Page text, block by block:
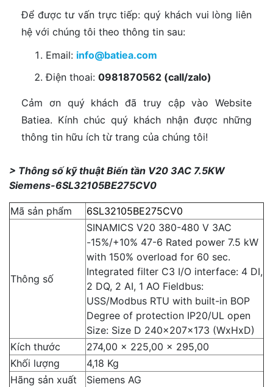
Để được tư vấn trực tiếp: quý khách vui lòng liên
hệ với chúng tôi theo thông tin sau:
Email: info@batiea.com
Điện thoai: 0981870562 (call/zalo)
Cảm ơn quý khách đã truy cập vào Website
Batiea. Kính chúc quý khách nhận được những
thông tin hữu ích từ trang của chúng tôi!
> Thông số kỹ thuật Biến tần V20 3AC 7.5KW
Siemens-6SL32105BE275CV0
Mã sản phẩm 6SL32105BE275CV0
Thông số
SINAMICS V20 380-480 V 3AC
-15%/+10% 47-6 Rated power 7.5 kW
with 150% overload for 60 sec.
Integrated filter C3 I/O interface: 4 DI,
2 DQ, 2 AI, 1 AO Fieldbus:
USS/Modbus RTU with built-in BOP
Degree of protection IP20/UL open
Size: Size D 240x207x173 (WxHxD)
Kích thước
274,00 x 225,00 x 295,00
Khối lượng
4,18 Kg
Hãng sản xuất
Siemens AG